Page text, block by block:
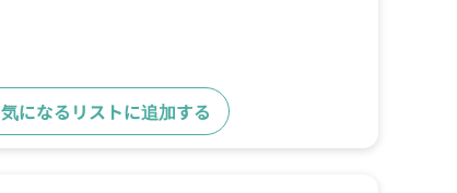
気になるリストに追加する